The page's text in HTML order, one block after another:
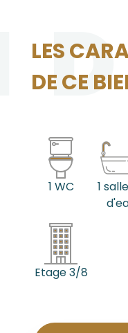
LES
DE CE
1 WC
1
Etage 3/8